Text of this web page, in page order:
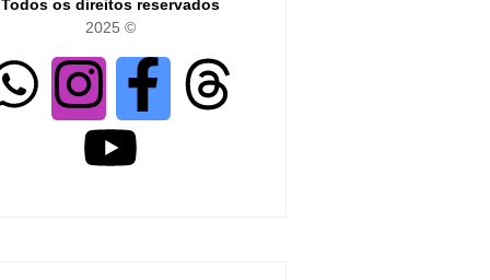
Todos os direitos reservados
2025 ©